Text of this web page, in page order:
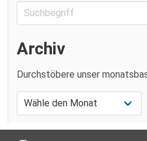
Archiv
Durchstöbere unser